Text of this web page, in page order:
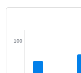
100
(-)